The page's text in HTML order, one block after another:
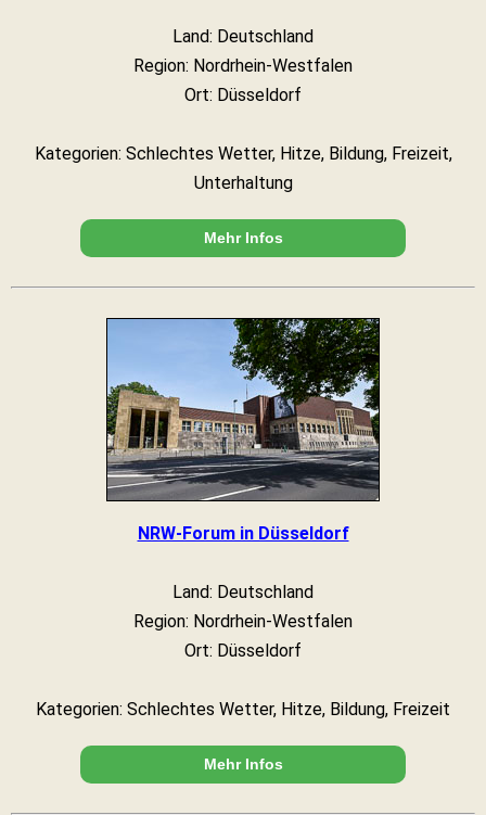
Land: Deutschland
Region: Nordrhein-Westfalen
Ort: Düsseldorf
Kategorien: Schlechtes Wetter, Hitze, Bildung, Freizeit,
Unterhaltung
Mehr Infos
NRW-Forum in Düsseldorf
Land: Deutschland
Region: Nordrhein-Westfalen
Ort: Düsseldorf
Kategorien: Schlechtes Wetter, Hitze, Bildung, Freizeit
Mehr Infos